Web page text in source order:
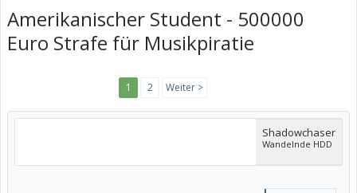
Amerikanischer Student - 500000
Euro Strafe für Musikpiratie
1 2 Weiter >
Shadowchaser
Wandelnde HDD